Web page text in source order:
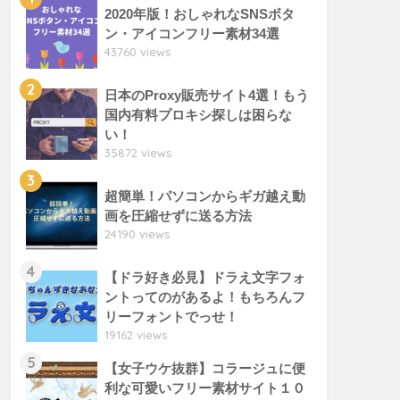
2020年版！おしゃれなSNSボタ
ン・アイコンフリー素材34選
43760 views
2
日本のProxy販売サイト4選！もう
国内有料プロキシ探しは困らな
い！
35872 views
3
超簡単！パソコンからギガ越え動
画を圧縮せずに送る方法
24190 views
4
【ドラ好き必見】ドラえ文字フォ
ントってのがあるよ！もちろんフ
リーフォントでっせ！
19162 views
5
【女子ウケ抜群】コラージュに便
利な可愛いフリー素材サイト１０